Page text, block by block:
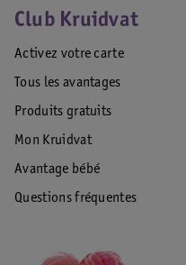
Club Kruidvat
Activez votre carte
Tous les avantages
Produits gratuits
Mon Kruidvat
Avantage bébé
Questions fréquentes